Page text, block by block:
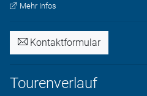
Mehr Infos
Kontaktformular
Tourenverlauf